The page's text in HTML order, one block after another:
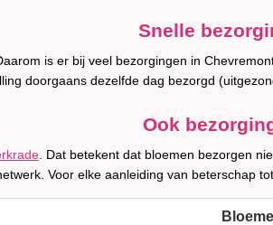
Snelle
is er bij veel bezorgingen in
doorgaans dezelfde dag bezorgd
Ook
. Dat betekent dat bloemen bezorgen
Voor elke aanleiding van beterschap